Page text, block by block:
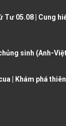
Tư 05.08 | Cung
sinh (Anh-
| Khám phá